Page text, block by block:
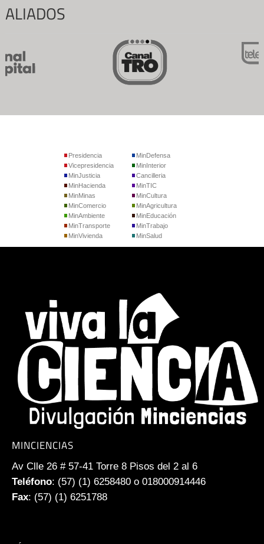
ALIADOS
Presidencia
Vicepresidencia
MinJusticia
MinDefensa
MinInterior
Cancilleria
MinHacienda
MinMinas
MinComercio
MinTIC
MinCultura
MinAgricultura
MinAmbiente
MinTransporte
MinVivienda
MinEducación
MinTrabajo
MinSalud
MINCIENCIAS
Av Clle 26 # 57-41 Torre 8 Pisos del 2 al 6
Teléfono: (57) (1) 6258480 o 018000914446
Fax: (57) (1) 6251788